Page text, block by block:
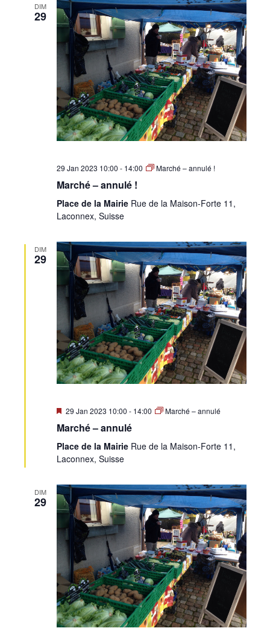
DIM
29
29 Jan 2023 10:00 - 14:00 Marché – annulé !
Marché – annulé !
Place de la Mairie Rue de la Maison-Forte 11,
Laconnex, Suisse
DIM
29
Mis
avant
29 Jan 2023 10:00 - 14:00 Marché – annulé
Marché – annulé
Place de la Mairie Rue de la Maison-Forte 11,
Laconnex, Suisse
DIM
29